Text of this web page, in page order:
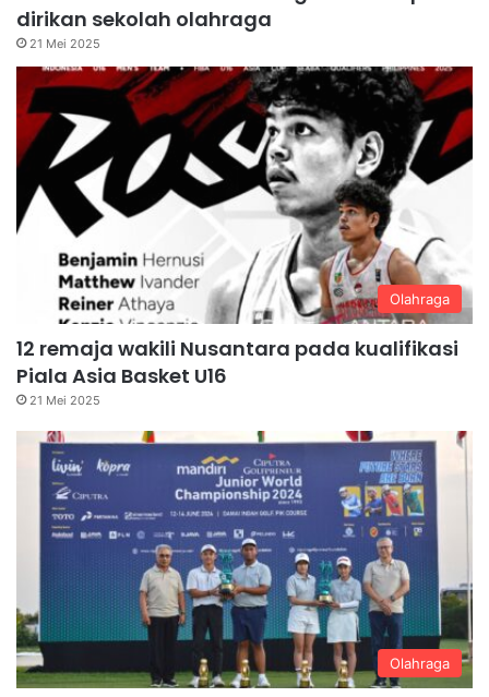
dirikan sekolah olahraga
21 Mei 2025
Olahraga
12 remaja wakili Nusantara pada kualifikasi
Piala Asia Basket U16
21 Mei 2025
Olahraga